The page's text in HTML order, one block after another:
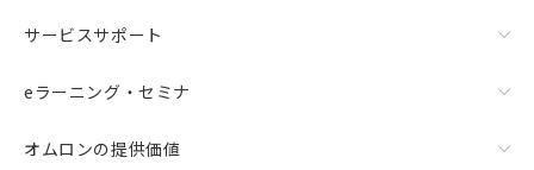
サービスサポート
eラーニング・セミナ
オムロンの提供価値